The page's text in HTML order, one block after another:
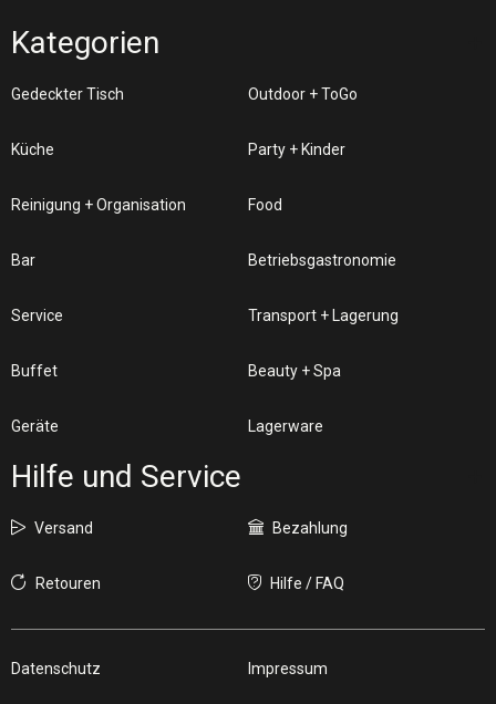
Kategorien
Gedeckter Tisch Outdoor + ToGo
Küche Party + Kinder
Reinigung + Organisation Food
Bar Betriebsgastronomie
Service Transport + Lagerung
Buffet Beauty + Spa
Geräte Lagerware
Hilfe und Service
Versand Bezahlung
Retouren Hilfe / FAQ
Datenschutz Impressum